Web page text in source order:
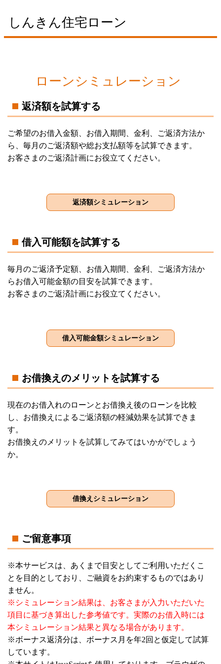
しんきん住宅ローン
ローンシミュレーション
返済額を試算する
ご希望のお借入金額、お借入期間、金利、ご返済方法か
ら、毎月のご返済額や総お支払額等を試算できます。
お客さまのご返済計画にお役立てください。
借入可能額を試算する
毎月のご返済予定額、お借入期間、金利、ご返済方法か
らお借入可能金額の目安を試算できます。
お客さまのご返済計画にお役立てください。
お借換えのメリットを試算する
現在のお借入れのローンとお借換え後のローンを比較
し、お借換えによるご返済額の軽減効果を試算できま
す。
お借換えのメリットを試算してみてはいかがでしょう
か。
ご留意事項
※本サービスは、あくまで目安としてご利用いただくこ
とを目的としており、ご融資をお約束するものではあり
ません。
※シミュレーション結果は、お客さまが入力いただいた
項目に基づき算出した参考値です。実際のお借入時には
本シミュレーション結果と異なる場合があります。
※ボーナス返済分は、ボーナス月を年2回と仮定して試算
しています。